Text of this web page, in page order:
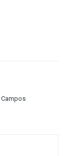
Campos